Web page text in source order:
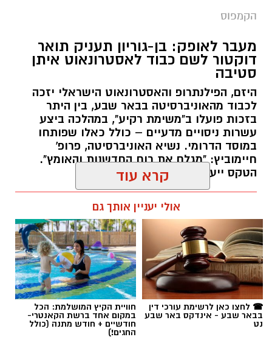
הקמפוס
מעבר לאופק: בן-גוריון תעניק תואר
דוקטור לשם כבוד לאסטרונאוט איתן
סטיבה
היזם, הפילנתרופ והאסטרונאוט הישראלי יזכה
לכבוד מהאוניברסיטה בבאר שבע, בין היתר
בזכות פועלו ב"משימת רקיע", במהלכה ביצע
עשרות ניסויים מדעיים – כולל כאלו שפותחו
במוסד הדרומי. נשיא האוניברסיטה, פרופ'
חיימוביץ: "מגלם את רוח החדשנות והאומץ".
הטקס ייערך באוקטובר הקרוב.
תגים:בן-גוריון
קרא עוד
אולי יעניין אותך גם
☎ לחצו כאן לרשימת עורכי דין
בבאר שבע - אינדקס באר שבע
נט
חוויית הקיץ המושלמת: הכל
במקום אחד ברשת הקאנטרי-
חודשיים + חודש מתנה (כולל
החגים!)